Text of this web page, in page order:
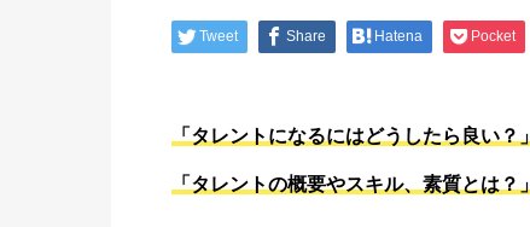
Tweet Share Hatena Pocket
「タレントになるにはどうしたら良い？」
「タレントの概要やスキル、素質とは？」